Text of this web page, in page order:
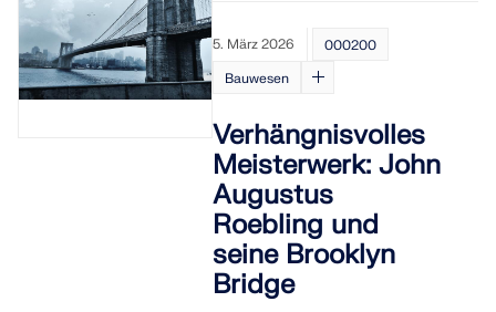
LASTZONEN PRÜFEN5. März 2026
000200
Bauwesen
Verhängnisvolles
Meisterwerk: John
Augustus
Roebling und
seine Brooklyn
Bridge